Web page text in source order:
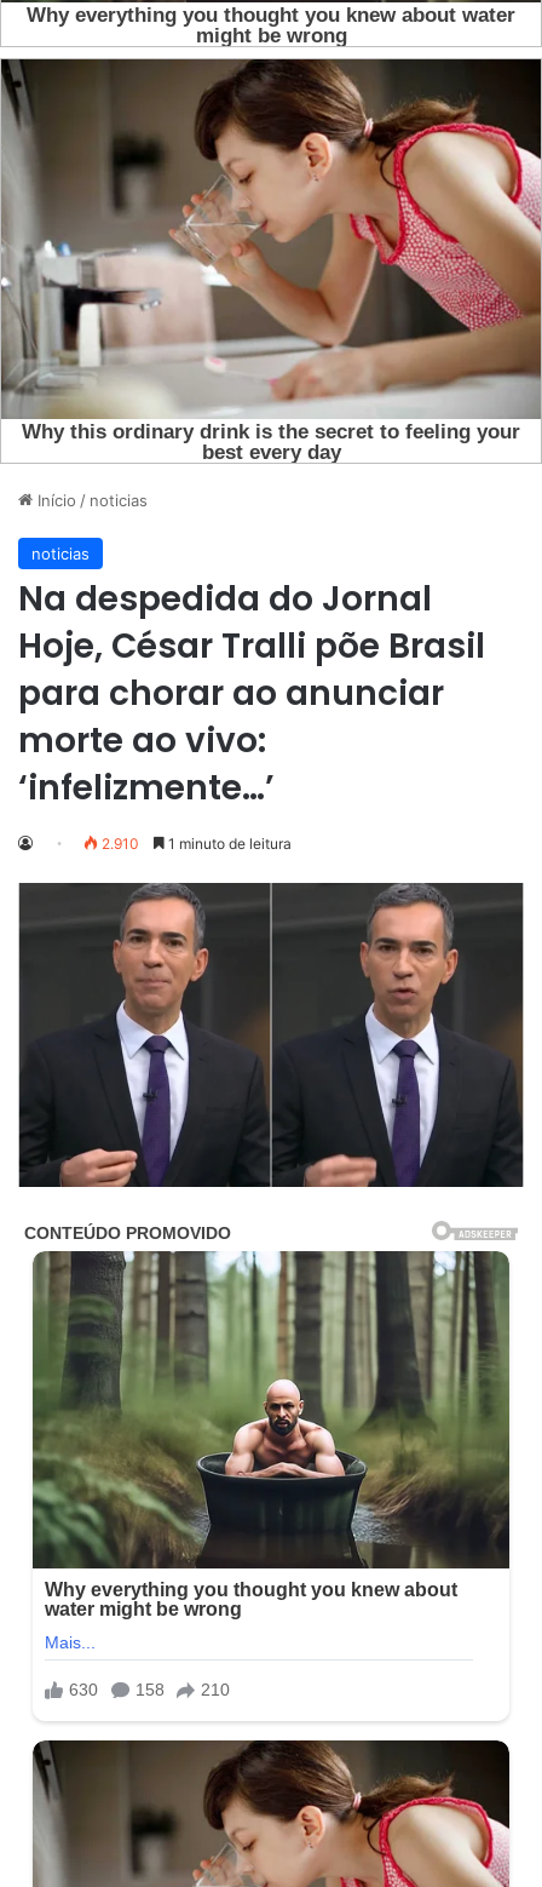
Início / noticias
noticias
Na despedida do Jornal
Hoje, César Tralli põe Brasil
para chorar ao anunciar
morte ao vivo:
‘infelizmente…’
2.910 1 minuto de leitura